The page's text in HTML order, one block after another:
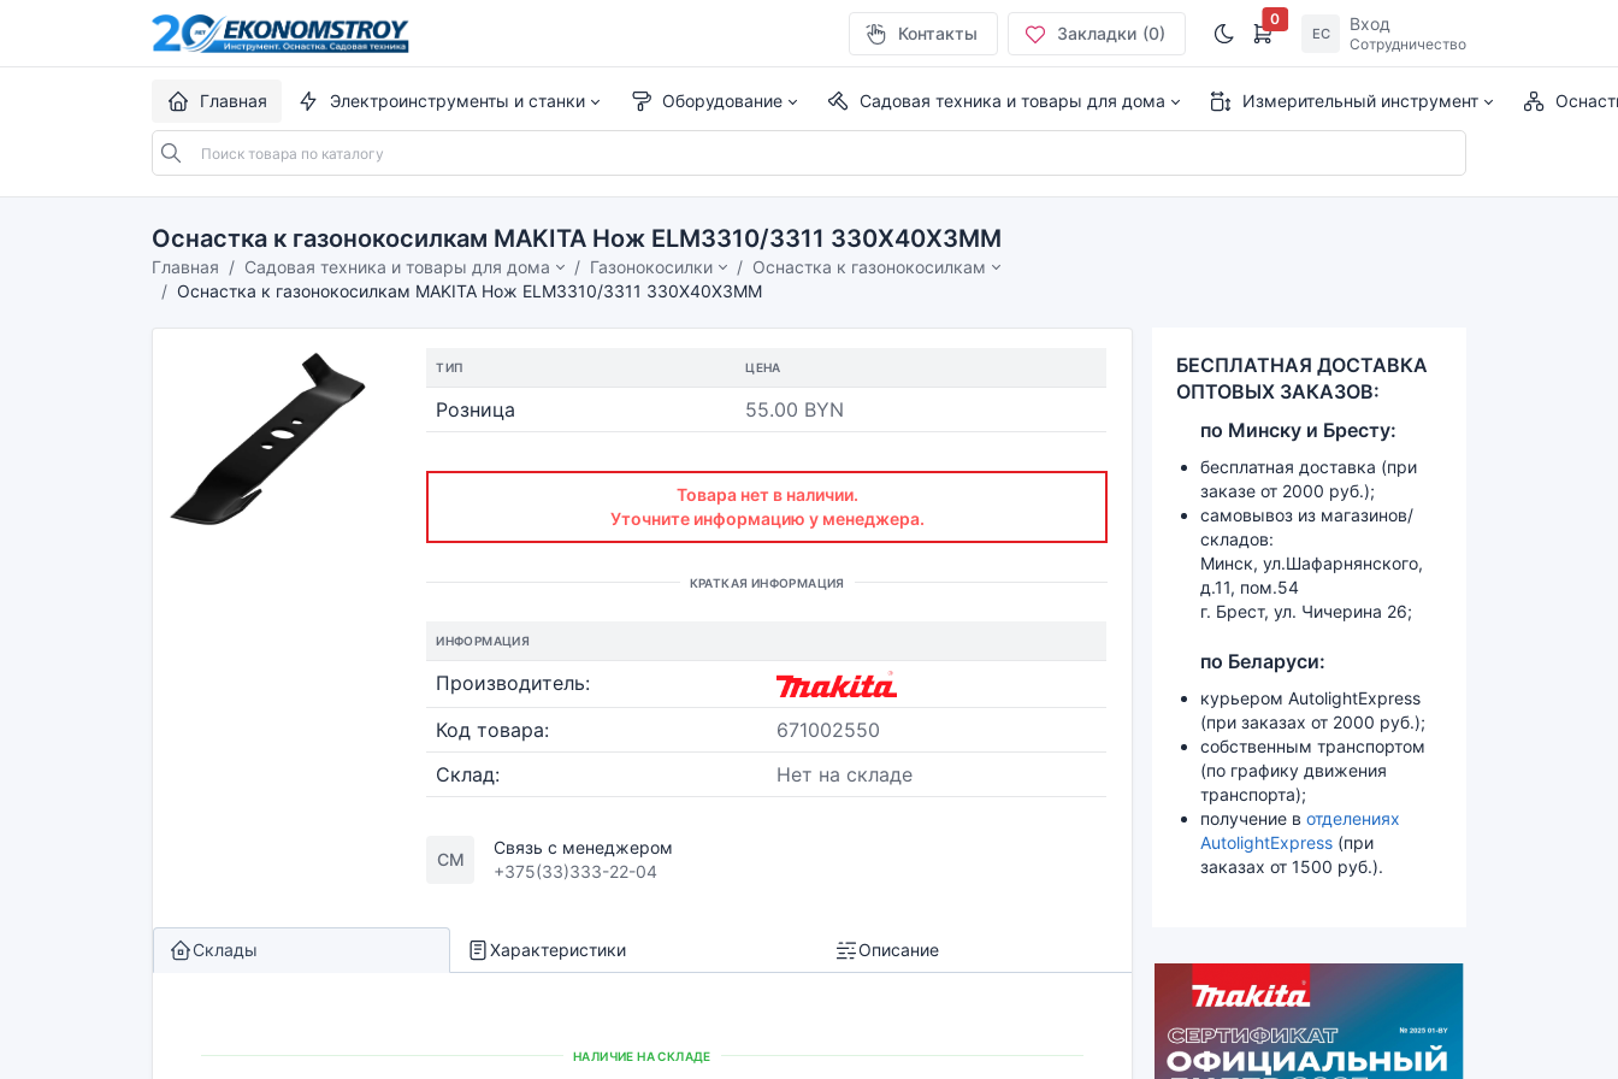
Контакты Закладки (0)
0
ЕС Вход
Сотрудничество
Главная Электроинструменты и станки Оборудование Садовая техника и товары для дома Измерительный инструмент
Оснастка к газонокосилкам MAKITA Нож ELM3310/3311 330X40X3MM
Главная Садовая техника и товары для дома Газонокосилки
Оснастка к газонокосилкам
Оснастка к газонокосилкам MAKITA Нож ELM3310/3311 330X40X3MM
ТИП ЦЕНА
Розница 55.00 BYN
Товара нет в наличии.
Уточните информацию у менеджера.
КРАТКАЯ ИНФОРМАЦИЯ
ИНФОРМАЦИЯ
Производитель:
Код товара:
671002550
Склад:
Нет на складе
СМ
Связь с менеджером
+375(33)333-22-04
Склады Характеристики Описание
НАЛИЧИЕ НА СКЛАДЕ
БЕСПЛАТНАЯ ДОСТАВКА
ОПТОВЫХ ЗАКАЗОВ:
по Минску и Бресту:
бесплатная доставка (при
заказе от 2000 руб.);
самовывоз из магазинов/
складов:
Минск, ул.Шафарнянского,
д.11, пом.54
г. Брест, ул. Чичерина 26;
по Беларуси:
курьером AutolightExpress
(при заказах от 2000 руб.);
собственным транспортом
(по графику движения
транспорта);
получение в отделениях
AutolightExpress (при
заказах от 1500 руб.).